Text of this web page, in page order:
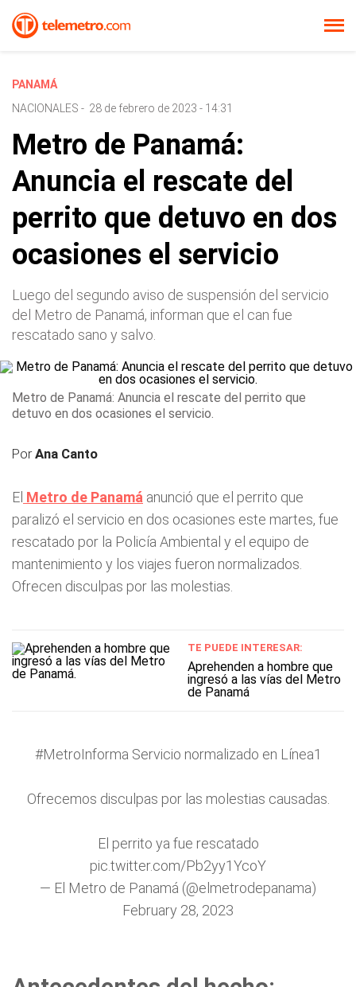
PANAMÁ
NACIONALES - 28 de febrero de 2023 - 14:31
Metro de Panamá:
Anuncia el rescate del
perrito que detuvo en dos
ocasiones el servicio
Luego del segundo aviso de suspensión del servicio
del Metro de Panamá, informan que el can fue
rescatado sano y salvo.
Metro de Panamá: Anuncia el rescate del perrito que
detuvo en dos ocasiones el servicio.
PorAna Canto
El Metro de Panamá anunció que el perrito que
paralizó el servicio en dos ocasiones este martes, fue
rescatado por la Policía Ambiental y el equipo de
mantenimiento y los viajes fueron normalizados.
Ofrecen disculpas por las molestias.
TE PUEDE INTERESAR:
Aprehenden a hombre que
ingresó a las vías del Metro
de Panamá
#MetroInforma Servicio normalizado en Línea1
Ofrecemos disculpas por las molestias causadas.
El perrito ya fue rescatado
pic.twitter.com/Pb2yy1YcoY
— El Metro de Panamá (@elmetrodepanama)
February 28, 2023